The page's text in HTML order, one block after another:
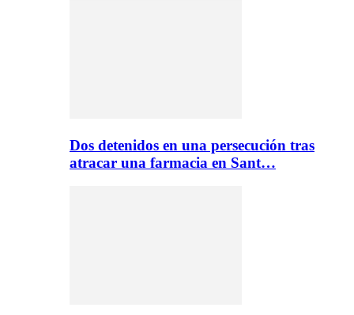
Dos detenidos en una persecución tras
atracar una farmacia en Sant…